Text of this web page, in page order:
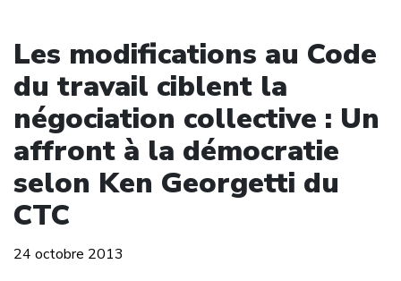
Les modifications au Code
du travail ciblent la
négociation collective : Un
affront à la démocratie
selon Ken Georgetti du
CTC
24 octobre 2013